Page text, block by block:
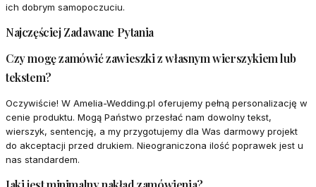
ich dobrym samopoczuciu.
Najczęściej Zadawane Pytania
Czy mogę zamówić zawieszki z własnym wierszykiem lub
tekstem?
Oczywiście! W Amelia-Wedding.pl oferujemy pełną personalizację w
cenie produktu. Mogą Państwo przesłać nam dowolny tekst,
wierszyk, sentencję, a my przygotujemy dla Was darmowy projekt
do akceptacji przed drukiem. Nieograniczona ilość poprawek jest u
nas standardem.